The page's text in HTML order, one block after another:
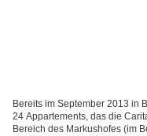
Bereits im September 2013 in
24 Appartements, das die
Bereich des Markushofes (im